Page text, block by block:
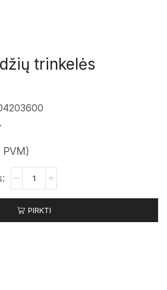
trinkelės
PVM)
produkto
kiekis:
Galinės
stabdžių
trinkelės
PIRKTI